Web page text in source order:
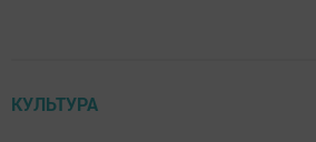
КУЛЬТУРА